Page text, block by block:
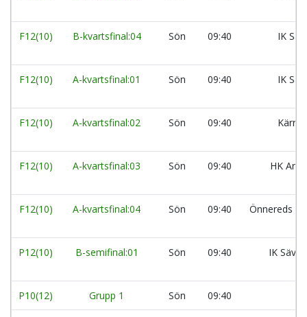
F12(10) B-kvartsfinal:04 Sön 09:40 IK
F12(10) A-kvartsfinal:01 Sön 09:40 IK
F12(10) A-kvartsfinal:02 Sön 09:40 Kärra
F12(10) A-kvartsfinal:03 Sön 09:40 HK
F12(10) A-kvartsfinal:04 Sön 09:40 Önnereds
P12(10) B-semifinal:01 Sön 09:40 IK
P10(12) Grupp 1 Sön 09:40